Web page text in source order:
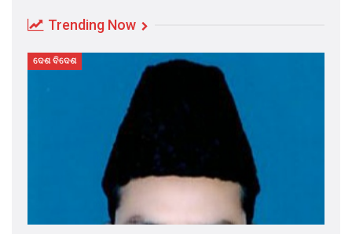
Trending Now
ଦେଶ ବିଦେଶ